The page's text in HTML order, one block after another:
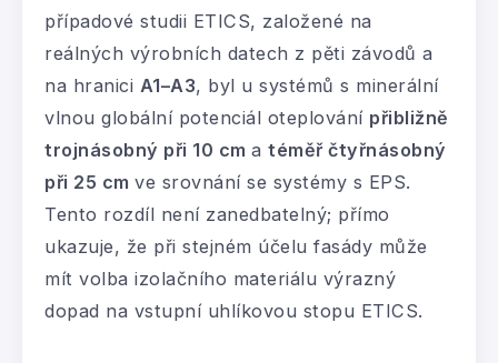
případové studii ETICS, založené na
reálných výrobních datech z pěti závodů a
na hranici A1–A3, byl u systémů s minerální
vlnou globální potenciál oteplování přibližně
trojnásobný při 10 cm a téměř čtyřnásobný
při 25 cm ve srovnání se systémy s EPS.
Tento rozdíl není zanedbatelný; přímo
ukazuje, že při stejném účelu fasády může
mít volba izolačního materiálu výrazný
dopad na vstupní uhlíkovou stopu ETICS.